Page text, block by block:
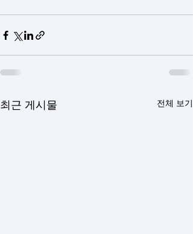
최근 게시물 전체 보기